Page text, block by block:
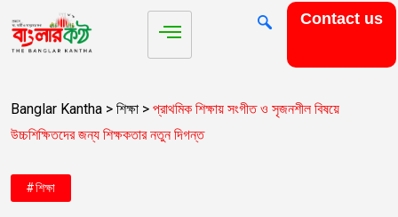
Contact us
Banglar Kantha > শিক্ষা > প্রাথমিক শিক্ষায় সংগীত ও সৃজনশীল বিষয়ে
উচ্চশিক্ষিতদের জন্য শিক্ষকতার নতুন দিগন্ত
#শিক্ষা